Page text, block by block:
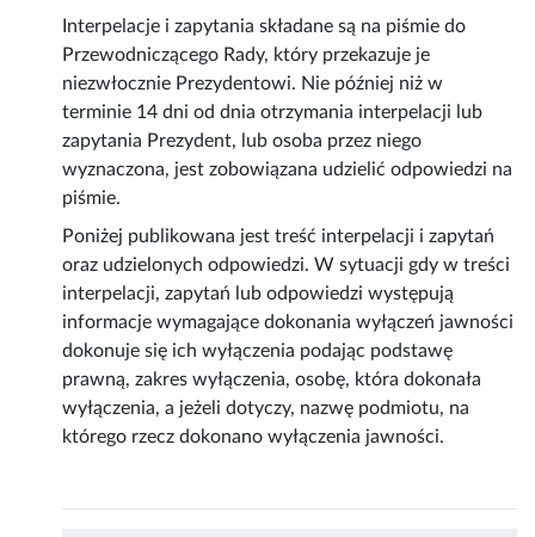
Interpelacje i zapytania składane są na piśmie do
Przewodniczącego Rady, który przekazuje je
niezwłocznie Prezydentowi. Nie później niż w
terminie 14 dni od dnia otrzymania interpelacji lub
zapytania Prezydent, lub osoba przez niego
wyznaczona, jest zobowiązana udzielić odpowiedzi na
piśmie.
Poniżej publikowana jest treść interpelacji i zapytań
oraz udzielonych odpowiedzi. W sytuacji gdy w treści
interpelacji, zapytań lub odpowiedzi występują
informacje wymagające dokonania wyłączeń jawności
dokonuje się ich wyłączenia podając podstawę
prawną, zakres wyłączenia, osobę, która dokonała
wyłączenia, a jeżeli dotyczy, nazwę podmiotu, na
którego rzecz dokonano wyłączenia jawności.